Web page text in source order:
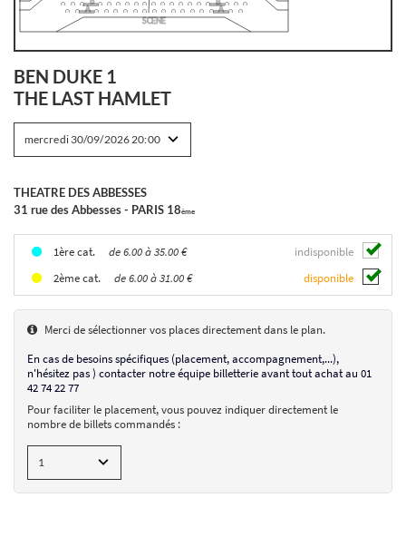
BEN DUKE 1
The Last Hamlet
THEATRE DES ABBESSES
31 rue des Abbesses - PARIS 18
Placement numéroté
de 6.00 à 35.00 €
BEN DUKE 1
THE LAST HAMLET
THEATRE DES ABBESSES
31 rue des Abbesses - PARIS 18ème
1ère cat. de 6.00 à 35.00 €
indisponible
2ème cat.
de 6.00 à 31.00 € disponible
Merci de sélectionner vos places directement dans le plan.
En cas de besoins spécifiques (placement, accompagnement,...),
n'hésitez pas ) contacter notre équipe billetterie avant tout achat au 01
42 74 22 77
Pour faciliter le placement, vous pouvez indiquer directement le
nombre de billets commandés :